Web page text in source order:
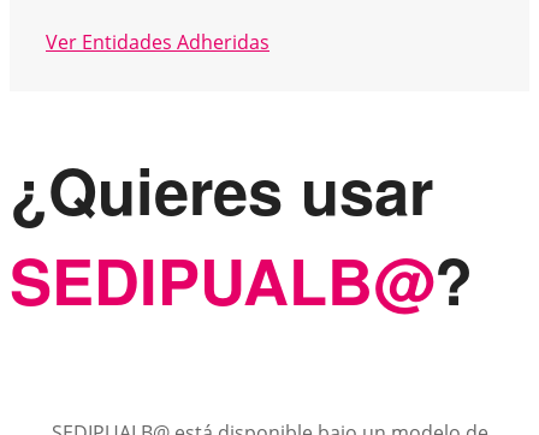
Ver Entidades Adheridas
¿Quieres usar
SEDIPUALB@?